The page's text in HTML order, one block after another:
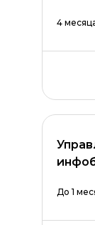
4
До 1